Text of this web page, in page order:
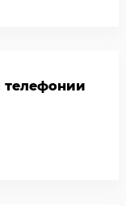
телефонии